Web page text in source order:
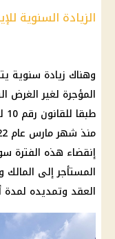
الزيادة السنوية
وهناك زيادة سنوية
إنقضاء هذه الفترة
المستأجر إلى
العقد وتمديده لمدة